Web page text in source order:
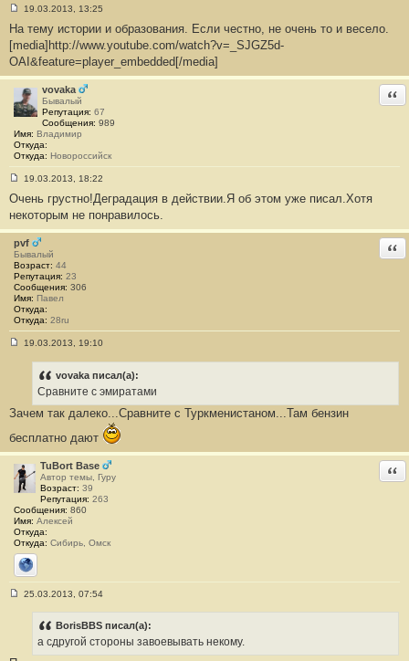
о
б
щ
н
и
е
#
1
19.03.2013, 13:25
На тему истории и образования. Если честно, не очень то и весело.
[media]http://www.youtube.com/watch?v=_SJGZ5d-
OAI&feature=player_embedded[/media]
vovaka
Бывалый
Репутация: 67
Сообщения: 989
Имя: Владимир
Откуда:
Откуда: Новороссийск
о
б
щ
е
н
и
е
#
1
2
19.03.2013, 18:22
Очень грустно!Деградация в действии.Я об этом уже писал.Хотя
некоторым не понравилось.
pvf
Бывалый
Возраст: 44
Репутация: 23
Сообщения: 306
Имя: Павел
Откуда:
Откуда: 28ru
н
е
#
3
19.03.2013, 19:10
vovaka писал(а):
Сравните с эмиратами
Зачем так далеко...Сравните с Туркменистаном...Там бензин
бесплатно дают
TuBort Base
Автор темы, Гуру
Возраст: 39
Репутация: 263
Сообщения: 860
Имя: Алексей
Откуда:
Откуда: Сибирь, Омск
Сайт
25.03.2013, 07:54
BorisBBS писал(а):
а сдругой стороны завоевывать некому.